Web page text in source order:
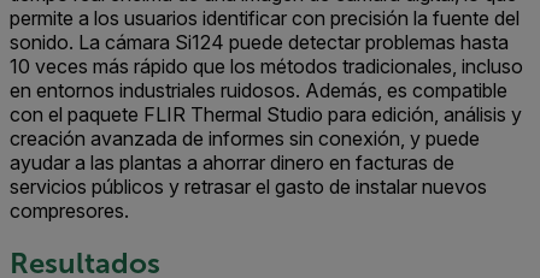
permite a los usuarios identificar con precisión la fuente del
sonido. La cámara Si124 puede detectar problemas hasta
10 veces más rápido que los métodos tradicionales, incluso
en entornos industriales ruidosos. Además, es compatible
con el paquete FLIR Thermal Studio para edición, análisis y
creación avanzada de informes sin conexión, y puede
ayudar a las plantas a ahorrar dinero en facturas de
servicios públicos y retrasar el gasto de instalar nuevos
compresores.
Resultados